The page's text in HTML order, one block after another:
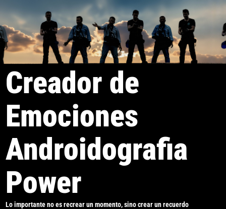
al
contenido
Creador de
Emociones
Androidografia
Power
Lo importante no es recrear un momento, sino crear un recuerdo